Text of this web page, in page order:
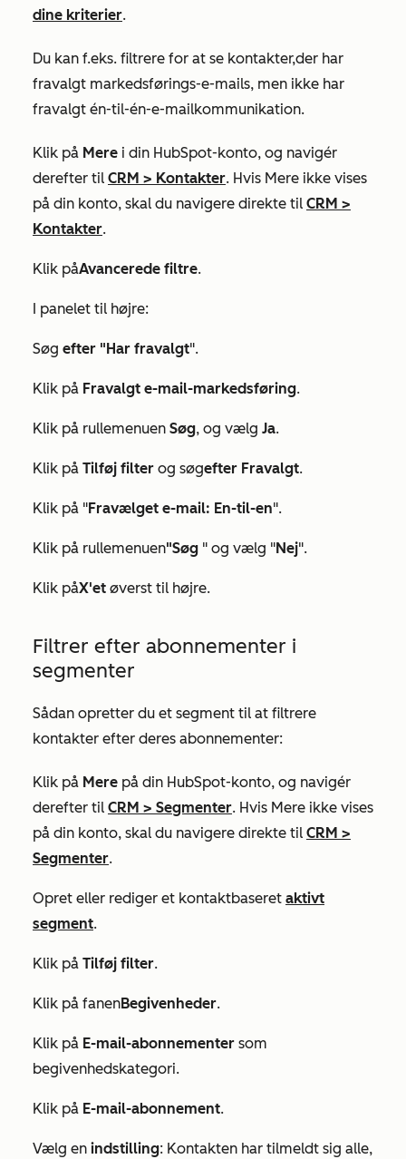
dine kriterier.
Du kan f.eks. filtrere for at se kontakter,der har
fravalgt markedsførings-e-mails, men ikke har
fravalgt én-til-én-e-mailkommunikation.
Klik på Mere i din HubSpot-konto, og navigér
derefter til CRM > Kontakter. Hvis Mere ikke vises
på din konto, skal du navigere direkte til CRM >
Kontakter.
Klik påAvancerede filtre.
I panelet til højre:
Søg efter "Har fravalgt".
Klik på Fravalgt e-mail-markedsføring.
Klik på rullemenuen Søg, og vælg Ja.
Klik på Tilføj filter og søgefter Fravalgt.
Klik på "Fravælget e-mail: En-til-en".
Klik på rullemenuen"Søg " og vælg "Nej".
Klik påX'et øverst til højre.
Filtrer efter abonnementer i
segmenter
Sådan opretter du et segment til at filtrere
kontakter efter deres abonnementer:
Klik på Mere på din HubSpot-konto, og navigér
derefter til CRM > Segmenter. Hvis Mere ikke vises
på din konto, skal du navigere direkte til CRM >
Segmenter.
Opret eller rediger et kontaktbaseret aktivt
segment.
Klik på Tilføj filter.
Klik på fanenBegivenheder.
Klik på E-mail-abonnementer som
begivenhedskategori.
Klik på E-mail-abonnement.
Vælg en indstilling: Kontakten har tilmeldt sig alle,